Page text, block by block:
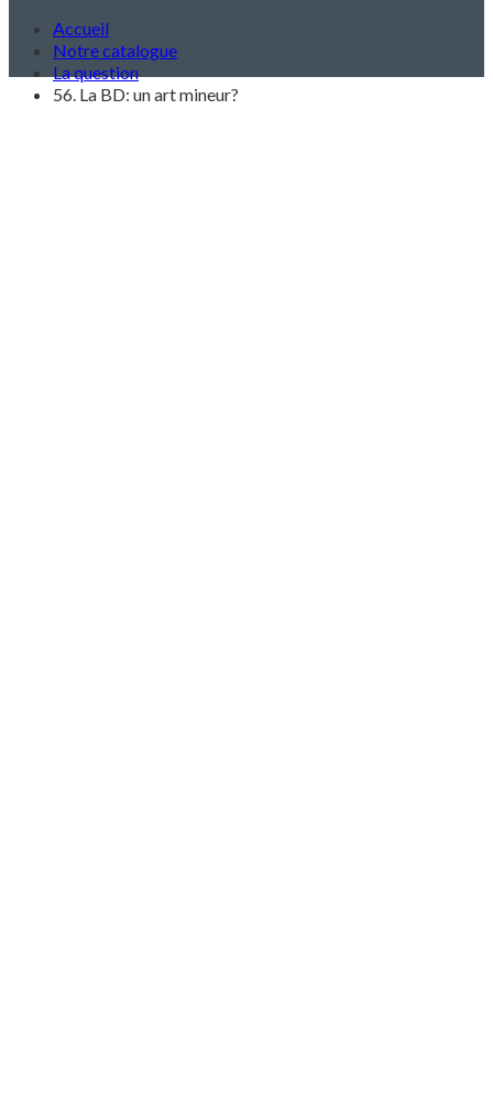
Accueil
Notre catalogue
La question
56. La BD: un art mineur?